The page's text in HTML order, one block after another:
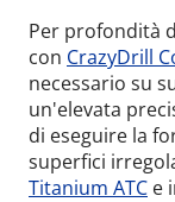
Per profondità
con CrazyDrill
necessario su
un'elevata
di eseguire la
superfici
Titanium ATC e